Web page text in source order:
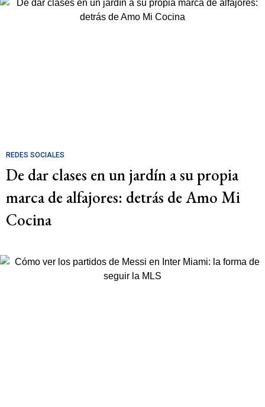
REDES SOCIALES
De dar clases en un jardín a su propia
marca de alfajores: detrás de Amo Mi
Cocina